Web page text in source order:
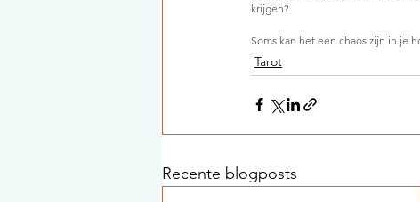
krijgen?
Soms kan het een chaos zijn in je
Tarot
Recente blogposts